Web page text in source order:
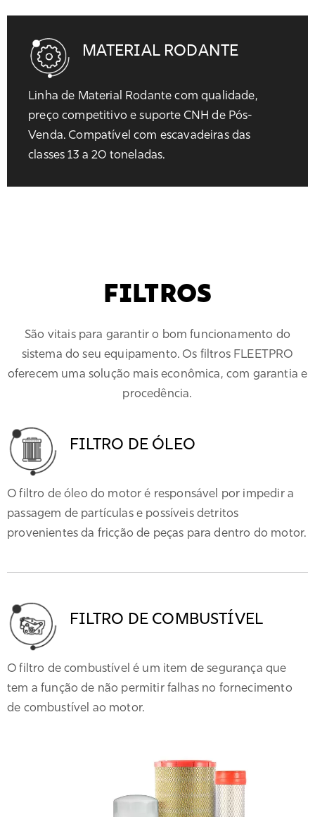
MATERIAL RODANTE
Linha de Material Rodante com qualidade,
preço competitivo e suporte CNH de Pós-
Venda. Compatível com escavadeiras das
classes 13 a 20 toneladas.
FILTROS
São vitais para garantir o bom funcionamento do
sistema do seu equipamento. Os filtros FLEETPRO
oferecem uma solução mais econômica, com garantia e
procedência.
FILTRO DE ÓLEO
O filtro de óleo do motor é responsável por impedir a
passagem de partículas e possíveis detritos
provenientes da fricção de peças para dentro do motor.
FILTRO DE COMBUSTÍVEL
O filtro de combustível é um item de segurança que
tem a função de não permitir falhas no fornecimento
de combustível ao motor.